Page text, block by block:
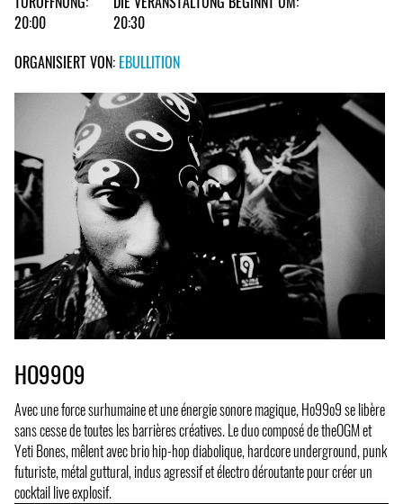
20:00
20:30
ORGANISIERT VON: EBULLITION
HO99O9
Avec une force surhumaine et une énergie sonore magique, Ho99o9 se libère
sans cesse de toutes les barrières créatives. Le duo composé de theOGM et
Yeti Bones, mêlent avec brio hip-hop diabolique, hardcore underground, punk
futuriste, métal guttural, indus agressif et électro déroutante pour créer un
cocktail live explosif.